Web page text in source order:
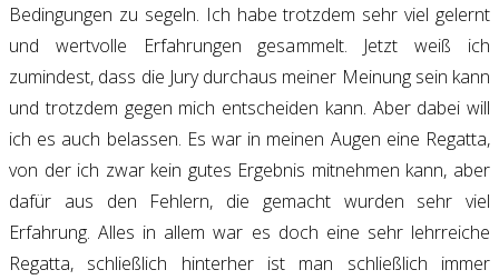
Bedingungen zu segeln. Ich habe trotzdem sehr viel gelernt
und wertvolle Erfahrungen gesammelt. Jetzt weiß ich
zumindest, dass die Jury durchaus meiner Meinung sein kann
und trotzdem gegen mich entscheiden kann. Aber dabei will
ich es auch belassen. Es war in meinen Augen eine Regatta,
von der ich zwar kein gutes Ergebnis mitnehmen kann, aber
dafür aus den Fehlern, die gemacht wurden sehr viel
Erfahrung. Alles in allem war es doch eine sehr lehrreiche
Regatta, schließlich hinterher ist man schließlich immer